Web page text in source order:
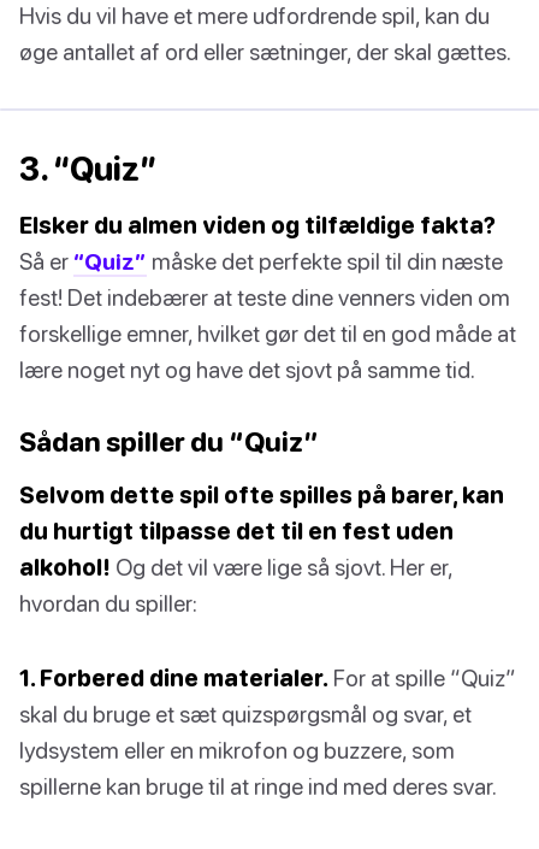
Hvis du vil have et mere udfordrende spil, kan du
øge antallet af ord eller sætninger, der skal gættes.
3. “Quiz”
Elsker du almen viden og tilfældige fakta?
Så er “Quiz” måske det perfekte spil til din næste
fest! Det indebærer at teste dine venners viden om
forskellige emner, hvilket gør det til en god måde at
lære noget nyt og have det sjovt på samme tid.
Sådan spiller du “Quiz”
Selvom dette spil ofte spilles på barer, kan
du hurtigt tilpasse det til en fest uden
alkohol! Og det vil være lige så sjovt. Her er,
hvordan du spiller:
1. Forbered dine materialer. For at spille “Quiz”
skal du bruge et sæt quizspørgsmål og svar, et
lydsystem eller en mikrofon og buzzere, som
spillerne kan bruge til at ringe ind med deres svar.